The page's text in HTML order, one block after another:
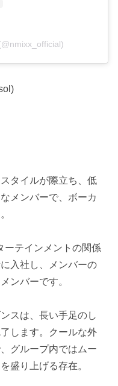
タイルが際立ち、低
メンバーで、ボーカ
ーテインメントの関係
入社し、メンバーの
ンバーです。
スは、長い手足のし
します。クールな外
グループ内ではムー
盛り上げる存在。